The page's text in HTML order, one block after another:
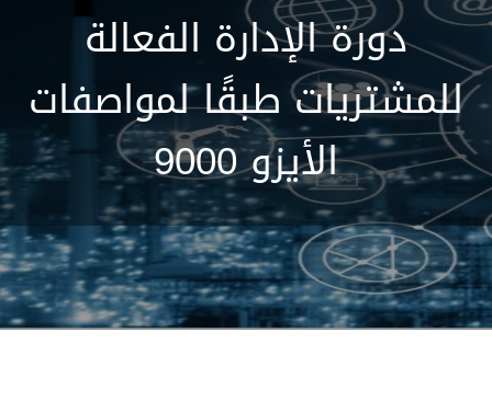
دورة الإدارة الفعالة
للمشتريات طبقًا لمواصفات
الأيزو 9000